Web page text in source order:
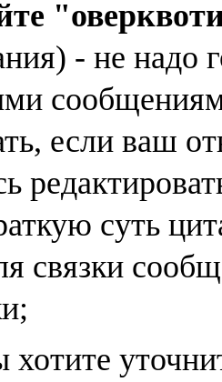
- не надо
если ваш
суть
связки
хотите